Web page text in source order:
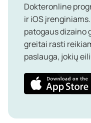
Dokteronline
ir iOS
patogaus dizaino
greitai rasti
paslauga, jokių